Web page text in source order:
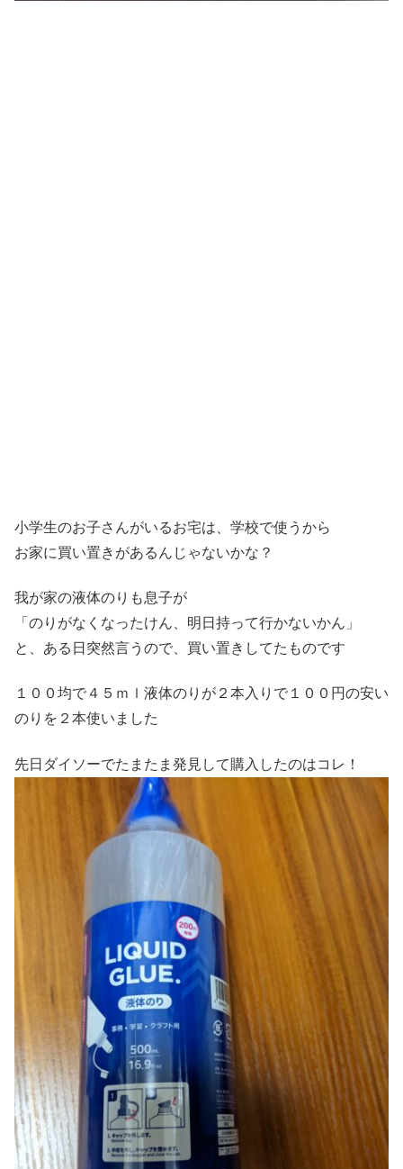
小学生のお子さんがいるお宅は、学校で使うから
お家に買い置きがあるんじゃないかな？
我が家の液体のりも息子が
「のりがなくなったけん、明日持って行かないかん」
と、ある日突然言うので、買い置きしてたものです
１００均で４５ｍｌ液体のりが２本入りで１００円の安い
のりを２本使いました
先日ダイソーでたまたま発見して購入したのはコレ！